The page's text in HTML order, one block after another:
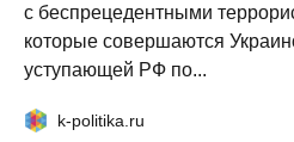
с беспрецедентными
которые совершаются
уступающей РФ по...
k-politika.ru